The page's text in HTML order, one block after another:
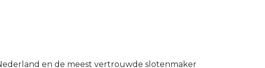
en de meest vertrouwde slotenmaker